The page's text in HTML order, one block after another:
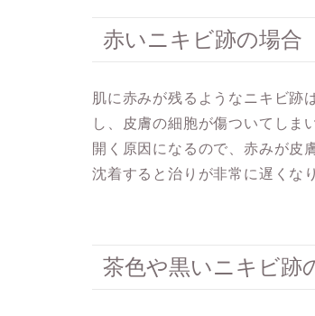
赤いニキビ跡の場合
肌に赤みが残るようなニキビ跡
し、皮膚の細胞が傷ついてしま
開く原因になるので、赤みが皮
沈着すると治りが非常に遅くな
茶色や黒いニキビ跡